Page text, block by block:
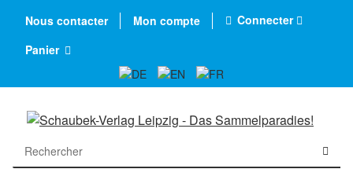
Nous contacter Mon compte
Connecter
Panier